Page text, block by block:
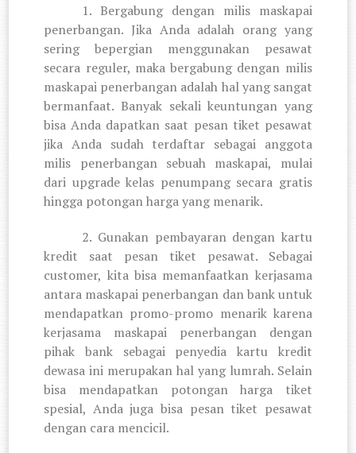
1. Bergabung dengan milis maskapai
penerbangan. Jika Anda adalah orang yang
sering bepergian menggunakan pesawat
secara reguler, maka bergabung dengan milis
maskapai penerbangan adalah hal yang sangat
bermanfaat. Banyak sekali keuntungan yang
bisa Anda dapatkan saat pesan tiket pesawat
jika Anda sudah terdaftar sebagai anggota
milis penerbangan sebuah maskapai, mulai
dari upgrade kelas penumpang secara gratis
hingga potongan harga yang menarik.
2. Gunakan pembayaran dengan kartu
kredit saat pesan tiket pesawat. Sebagai
customer, kita bisa memanfaatkan kerjasama
antara maskapai penerbangan dan bank untuk
mendapatkan promo-promo menarik karena
kerjasama maskapai penerbangan dengan
pihak bank sebagai penyedia kartu kredit
dewasa ini merupakan hal yang lumrah. Selain
bisa mendapatkan potongan harga tiket
spesial, Anda juga bisa pesan tiket pesawat
dengan cara mencicil.